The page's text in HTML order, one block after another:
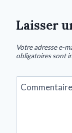
Laisser
Votre adresse e-
obligatoires sont
Commentaire